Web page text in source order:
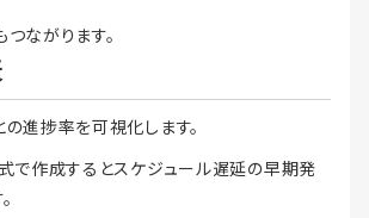
ながります。
進捗率を可視化します。
で作成するとスケジュール遅延の早期発